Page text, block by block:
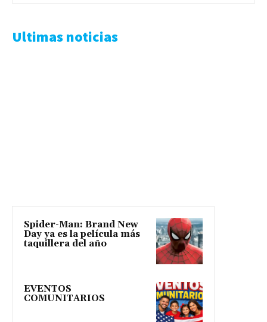
Ultimas noticias
Spider-Man: Brand New
Day ya es la película más
taquillera del año
EVENTOS
COMUNITARIOS